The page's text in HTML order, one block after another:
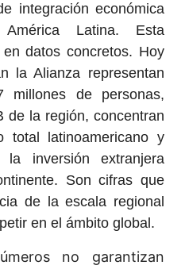
integración económica
Latina. Esta
datos concretos. Hoy
la Alianza representan
millones de personas,
de la región, concentran
total latinoamericano y
inversión extranjera
Son cifras que
de la escala regional
en el ámbito global.
no garantizan